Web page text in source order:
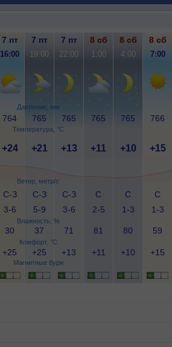
Давление, мм
Температура, °C
Ветер, метр/с
Влажность, %
Комфорт, °C
Магнитные бури
7 пт 7 пт 7 пт 8 сб 8 сб 8 сб
16:00 19:00 22:00 1:00 4:00 7:00
764 765 765 765 765 766
+24 +21 +13 +11 +10 +15
С-З
3-6
С-З
5-9
С-З
3-6
С
2-5
С
1-3
С
1-3
30 37 71 81 80 59
+25 +25 +13 +11 +10 +15